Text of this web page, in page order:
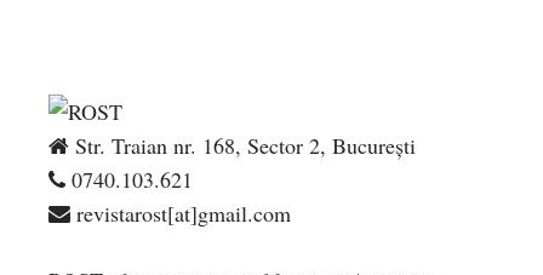
Str. Traian nr. 168, Sector 2, București
0740.103.621
revistarost[at]gmail.com